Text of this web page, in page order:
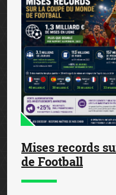
Mises records
de Football